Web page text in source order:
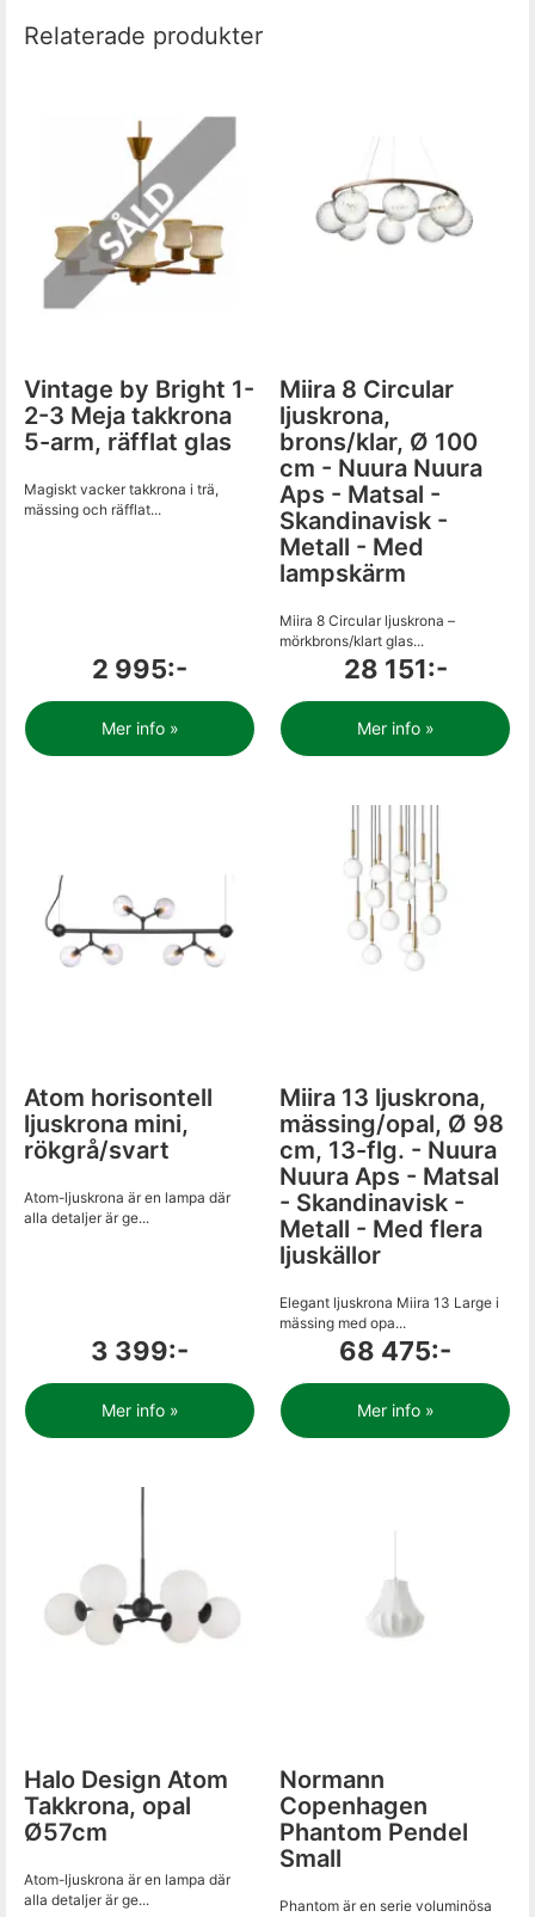
Relaterade produkter
Vintage by Bright 1-
2-3 Meja takkrona
5-arm, räfflat glas
Magiskt vacker takkrona i trä,
mässing och räfflat...
2 995:-
Mer info »
Miira 8 Circular
ljuskrona,
brons/klar, Ø 100
cm - Nuura Nuura
Aps - Matsal -
Skandinavisk -
Metall - Med
lampskärm
Miira 8 Circular ljuskrona –
mörkbrons/klart glas...
28 151:-
Mer info »
Atom horisontell
ljuskrona mini,
rökgrå/svart
Atom-ljuskrona är en lampa där
alla detaljer är ge...
3 399:-
Mer info »
Miira 13 ljuskrona,
mässing/opal, Ø 98
cm, 13-flg. - Nuura
Nuura Aps - Matsal
- Skandinavisk -
Metall - Med flera
ljuskällor
Elegant ljuskrona Miira 13 Large i
mässing med opa...
68 475:-
Mer info »
Halo Design Atom
Takkrona, opal
Ø57cm
Atom-ljuskrona är en lampa där
alla detaljer är ge...
Normann
Copenhagen
Phantom Pendel
Small
Phantom är en serie voluminösa